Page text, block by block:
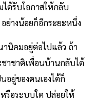
ด้รับโอกาสให้กลับ
ย่างน้อยก็อีกระยะหนึ่ง
นิคมอยู่ต่อไปแล้ว ถ้า
ชาชาติเพื่อนบ้านกลับได้
อยู่ของตนเองได้ก็
รือระบบใด ปล่อยให้